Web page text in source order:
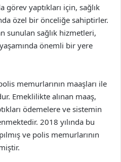
görev yaptıkları için, sağlık
özel bir önceliğe sahiptirler.
sunulan sağlık hizmetleri,
önemli bir yere
memurlarının maaşları ile
Emeklilikte alınan maaş,
ödemelere ve sistemin
2018 yılında bu
ve polis memurlarının